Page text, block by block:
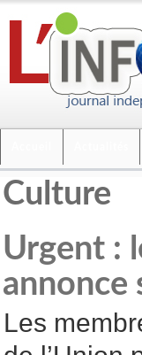
Culture
Urgent :
annonce
Les